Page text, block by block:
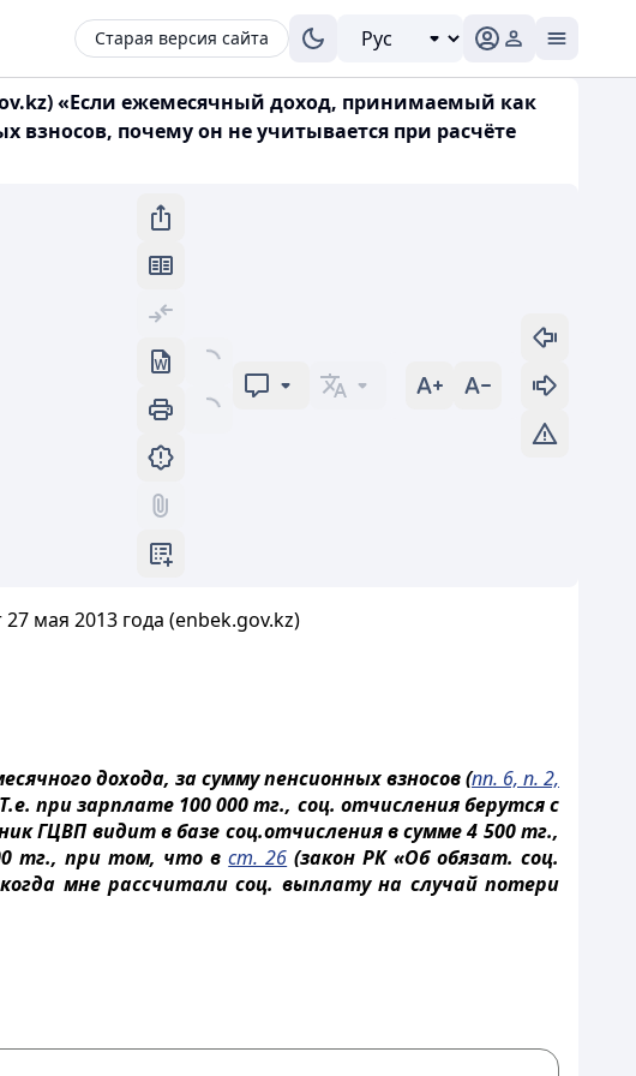
Старая версия сайта
«Если ежемесячный доход, принимаемый как
почему он не учитывается при расчёте
мая 2013 года (enbek.gov.kz)
дохода, за сумму пенсионных взносов (пп. 6, п. 2,
при зарплате 100 000 тг., соц. отчисления берутся с
ГЦВП видит в базе соц.отчисления в сумме 4 500 тг.,
тг., при том, что вст. 26 (закон РК «Об обязат. соц.
мне рассчитали соц. выплату на случай потери